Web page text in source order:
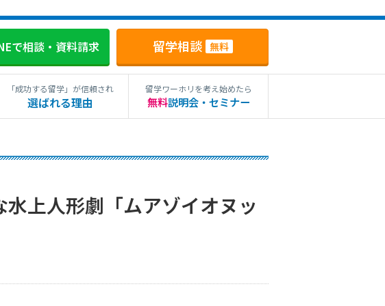
で相談・資料請求 留学相談 無料
「成功する留学」が信頼され
選ばれる理由
留学ワーホリを考え始めたら
無料説明会・セミナー
上人形劇「ムアゾイオヌッ